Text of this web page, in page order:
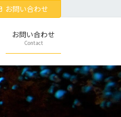
お問い合わせ
お問い合わせ
Contact